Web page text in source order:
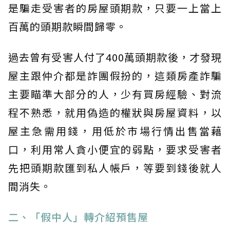
是騙走受害者的房屋頭期款，只要一上當上
百萬的頭期款瞬間歸零。
過去曾有受害人付了400萬頭期款後，才發現
屋主跟仲介都是詐團假扮的，這類房產詐騙
主要瞄準大部分的人，少有買房經驗、對流
程不熟悉，就用偽造的權狀與房屋資料，以
屋主急需用錢，用低於市場行情出售當藉
口，利用常人貪小便宜的弱點，要求受害者
先把頭期款匯到私人帳戶，等要到錢後就人
間消失。
二、「假中人」轉介紹預售屋